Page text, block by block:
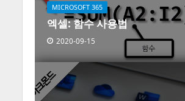
MICROSOFT 365
엑셀: 함수 사용법
2020-09-15